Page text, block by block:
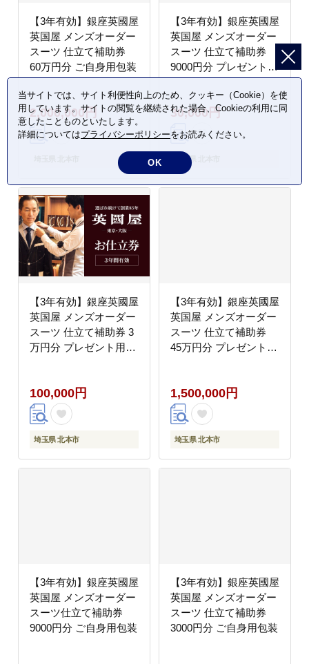
【3年有効】銀座英國屋
英国屋 メンズオーダー
スーツ 仕立て補助券
60万円分 ご自身用包装
2,000,000円
【3年有効】銀座英國屋
英国屋 メンズオーダー
スーツ 仕立て補助券
9000円分 プレゼント用
包装
30,000円
埼玉県 北本市
【3年有効】銀座英國屋
英国屋 メンズオーダー
スーツ 仕立て補助券 3
万円分 プレゼント用包
100,000円
埼玉県 北本市
【3年有効】銀座英國屋
英国屋 メンズオーダー
スーツ 仕立て補助券
45万円分 プレゼント用
1,500,000円
埼玉県 北本市
【3年有効】銀座英國屋
英国屋 メンズオーダー
スーツ仕立て補助券
9000円分 ご自身用包装
【3年有効】銀座英國屋
英国屋 メンズオーダー
スーツ 仕立て補助券
3000円分 ご自身用包装
当サイトでは、サイト利便性向上のため、クッキー（Cookie）を使
用しています。サイトの閲覧を継続された場合、Cookieの利用に同
意したことものといたします。
詳細についてはプライバシーポリシーをお読みください。
OK